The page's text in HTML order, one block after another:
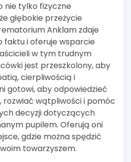
nie tylko fizyczne
głębokie przeżycie
Anklam zdaje
faktu i oferuje wsparcie
w tym trudnym
jest przeszkolony, aby
cierpliwością i
gotowi, aby odpowiedzieć
rozwiać wątpliwości i pomóc
decyzji dotyczących
pupilem. Oferują oni
gdzie można spędzić
towarzyszem.